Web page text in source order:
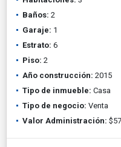
Baños: 2
Garaje: 1
Estrato: 6
Piso: 2
Año construcción: 2015
Tipo de inmueble: Casa
Tipo de negocio: Venta
Valor Administración: